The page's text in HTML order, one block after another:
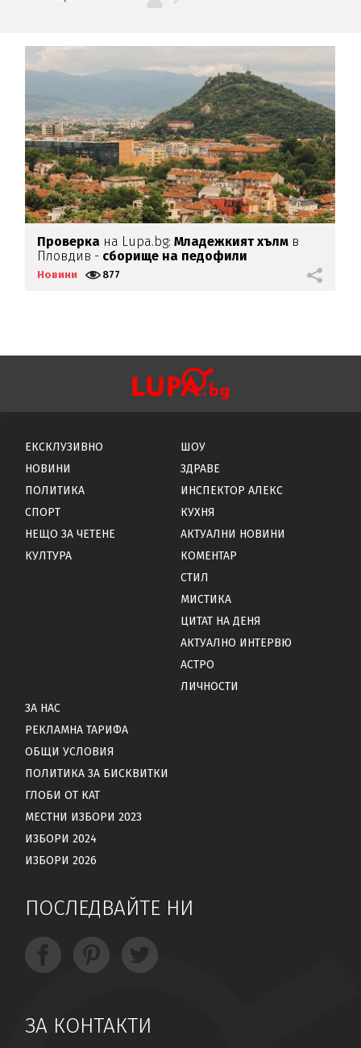
Проверка на Lupa.bg:Младежкият хълм в
Пловдив - сборище на педофили
Новини 877
ЕКСКЛУЗИВНО
НОВИНИ
ПОЛИТИКА
СПОРТ
НЕЩО ЗА ЧЕТЕНЕ
КУЛТУРА
ШОУ
ЗДРАВЕ
ИНСПЕКТОР АЛЕКС
КУХНЯ
АКТУАЛНИ НОВИНИ
КОМЕНТАР
СТИЛ
МИСТИКА
ЦИТАТ НА ДЕНЯ
АКТУАЛНО ИНТЕРВЮ
АСТРО
ЛИЧНОСТИ
ЗА НАС
РЕКЛАМНА ТАРИФА
ОБЩИ УСЛОВИЯ
ПОЛИТИКА ЗА БИСКВИТКИ
ГЛОБИ ОТ КАТ
МЕСТНИ ИЗБОРИ 2023
ИЗБОРИ 2024
ИЗБОРИ 2026
ПОСЛЕДВАЙТЕ НИ
ЗА КОНТАКТИ